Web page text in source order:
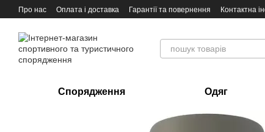
Перейти до основного контенту
Про нас Оплата і доставка Гарантії та повернення Контактна
Спорядження Одяг